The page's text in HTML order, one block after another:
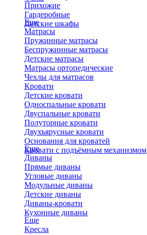
Прихожие
Гардеробные
Детские шкафы
Еще
Матрасы
Пружинные матрасы
Беспружинные матрасы
Детские матрасы
Матрасы ортопедические
Чехлы для матрасов
Кровати
Детские кровати
Односпальные кровати
Двуспальные кровати
Полуторные кровати
Двухъярусные кровати
Основания для кроватей
Кровати с подъёмным механизмом
Еще
Диваны
Прямые диваны
Угловые диваны
Модульные диваны
Детские диваны
Диваны-кровати
Кухонные диваны
Еще
Кресла